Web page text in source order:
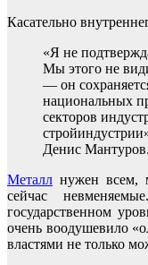
Касательно
«Я не
Мы этого не
— он
национальных
секторов
Денис Мантуров.
Металл нужен всем,
сейчас
государственном
очень воодушевило
властями не только